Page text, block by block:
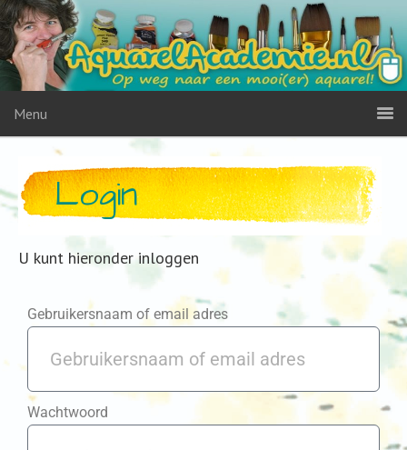
Menu
Login
U kunt hieronder inloggen
Gebruikersnaam of email adres
Wachtwoord